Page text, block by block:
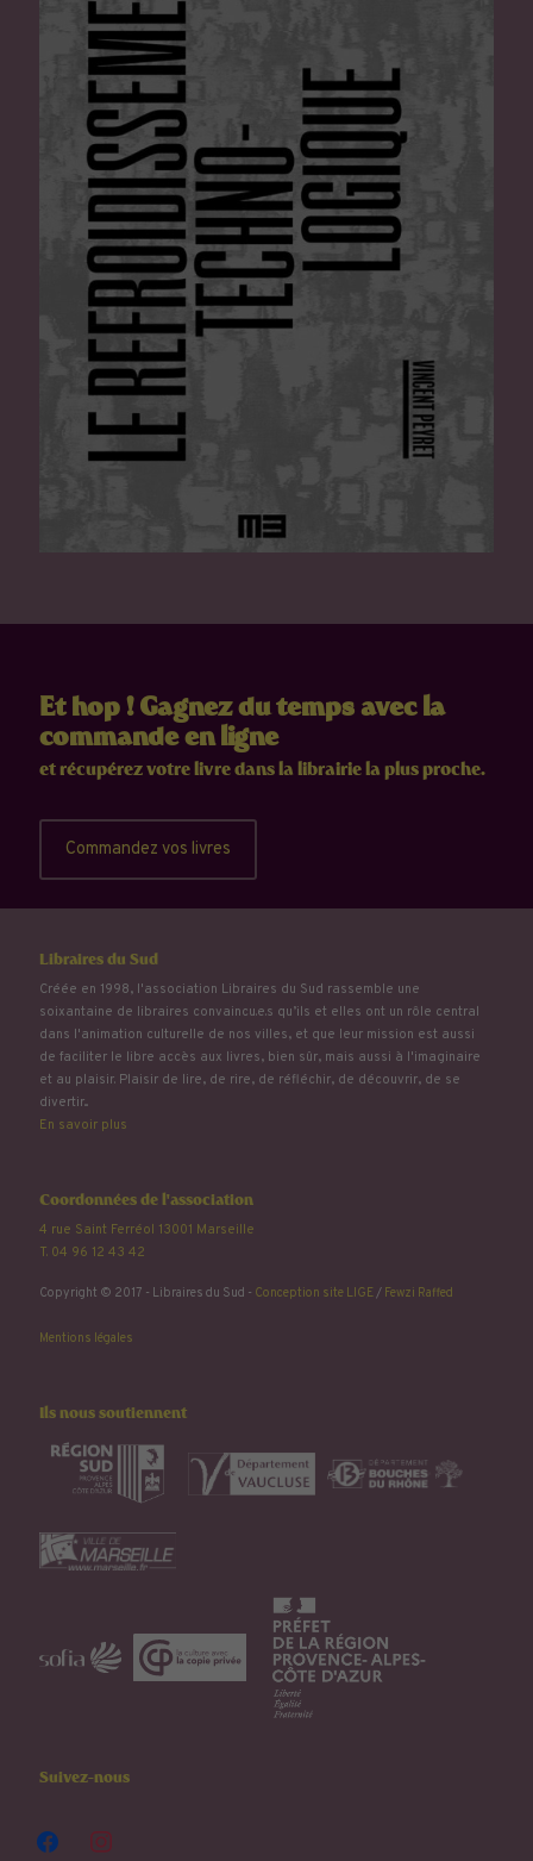
Et hop ! Gagnez du temps avec la
commande en ligne
et récupérez votre livre dans la librairie la plus proche.
Commandez vos livres
Libraires du Sud
Créée en 1998, l'association Libraires du Sud rassemble une
soixantaine de libraires convaincu.e.s qu’ils et elles ont un rôle central
dans l'animation culturelle de nos villes, et que leur mission est aussi
de faciliter le libre accès aux livres, bien sûr, mais aussi à l'imaginaire
et au plaisir. Plaisir de lire, de rire, de réfléchir, de découvrir, de se
divertir...
En savoir plus
Coordonnées de l'association
4 rue Saint Ferréol 13001 Marseille
T. 04 96 12 43 42
Copyright © 2017 - Libraires du Sud - Conception site LIGE/ Fewzi Raffed
Mentions légales
Ils nous soutiennent
Suivez-nous
facebookinstagram